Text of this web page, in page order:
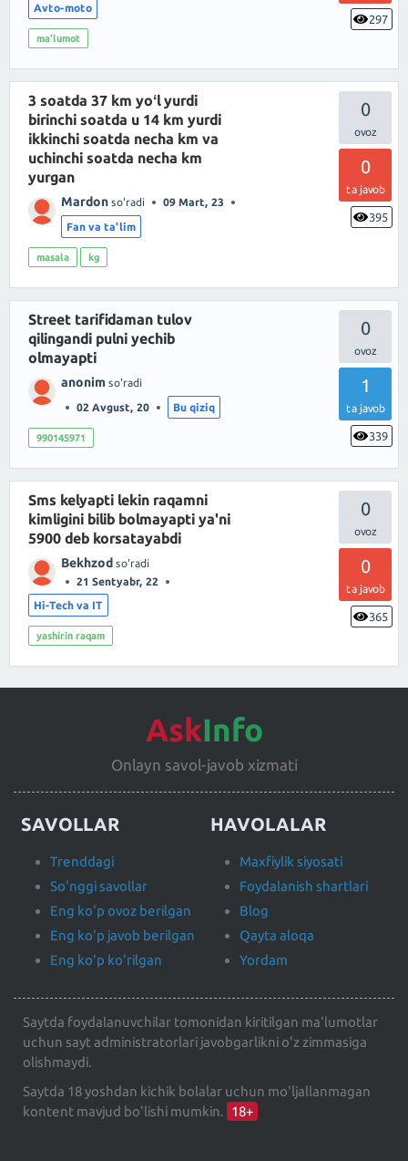
297
Avto-moto
ma'lumot
0
0
ta javob
395
3 soatda 37 km yoʻl yurdi
birinchi soatda u 14 km yurdi
ikkinchi soatda necha km va
uchinchi soatda necha km
yurgan
Mardon so'radi 09 Mart, 23
Fan va ta'lim
masala kg
0
1
ta javob
339
Street tarifidaman tulov
qilingandi pulni yechib
olmayapti
anonim so'radi
02 Avgust, 20 Bu qiziq
990145971
0
0
ta javob
365
Sms kelyapti lekin raqamni
kimligini bilib bolmayapti ya'ni
5900 deb korsatayabdi
Bekhzod so'radi
21 Sentyabr, 22
Hi-Tech va IT
yashirin raqam
AskInfo
Onlayn savol-javob xizmati
SAVOLLAR
Trenddagi
So'nggi savollar
Eng ko'p ovoz berilgan
Eng ko'p javob berilgan
Eng ko'p ko'rilgan
HAVOLALAR
Maxfiylik siyosati
Foydalanish shartlari
Blog
Qayta aloqa
Yordam
Saytda foydalanuvchilar tomonidan kiritilgan ma'lumotlar
uchun sayt administratorlari javobgarlikni o'z zimmasiga
olishmaydi.
Saytda 18 yoshdan kichik bolalar uchun mo'ljallanmagan
kontent mavjud bo'lishi mumkin. 18+